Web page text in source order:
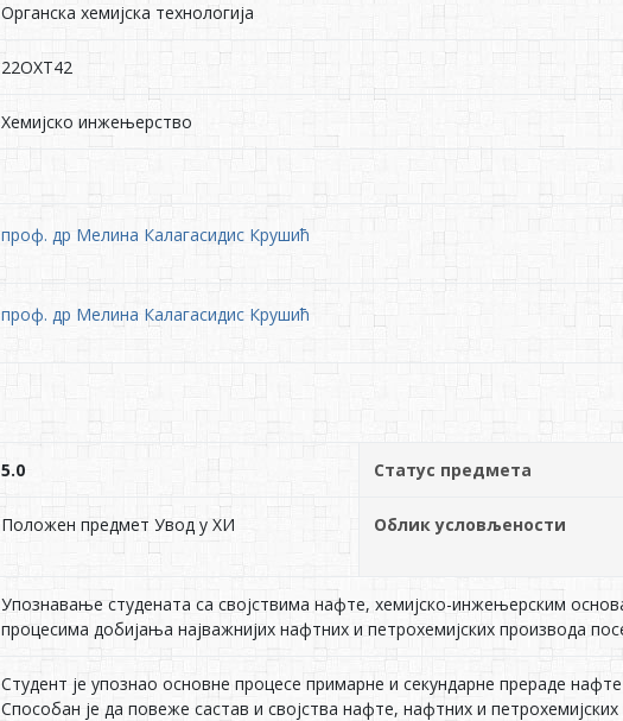
Органска хемијска технологија
22ОХТ42
Хемијско инжењерство
проф. др Мелина Калагасидис Крушић
проф. др Мелина Калагасидис Крушић
5.0 Статус предмета
Положен предмет Увод у ХИ Облик условљености
Упознавање студената са својствима нафте, хемијско-инжењерским
процесима добијања најважнијих нафтних и петрохемијских производа
Студент је упознао основне процесе примарне и секундарне прераде
Способан је да повеже састав и својства нафте, нафтних и